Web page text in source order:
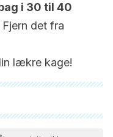
i 30 til 40
Fjern det fra
lækre kage!
af vores team